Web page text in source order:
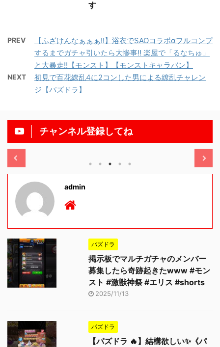
す
PREV
【ふざけんなぁぁぁ!!】浴衣でSAOコラボαフルコンプ
するまでガチャ引いたら大惨事‼︎ 楽屋で「るなちゅ」
と大暴走!!【モンスト】【モンストキャラバン】
NEXT
初見で百花繚乱4に2コンした男による繚乱チャレン
ジ【パズドラ】
チャンネル登録してね
11/13
admin
パズドラ
掲示板でマルチガチャのメンバー
募集したら奇跡起きたwww #モン
スト #激獣神祭 #エリス #shorts
2025/11/13
パズドラ
【パズドラ 🔥】結構欲しい✨《パ